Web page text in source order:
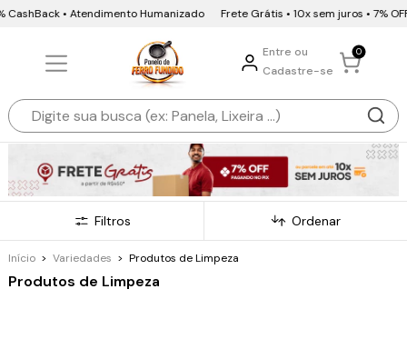
• Atendimento Humanizado Frete Grátis • 10x sem juros • 7% OFF Pix e
Entre ou
Cadastre-se
0
Filtros Ordenar
Início > Variedades > Produtos de Limpeza
Produtos de Limpeza